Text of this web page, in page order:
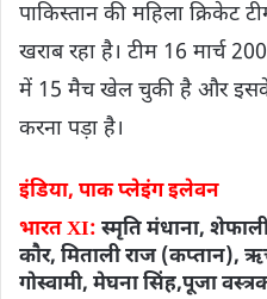
पाकिस्तान की महिला क्रिकेट
खराब रहा है। टीम 16 मार्च
में 15 मैच खेल चुकी है और इसके
करना पड़ा है।
इंडिया, पाक प्लेइंग इलेवन
भारत XI: स्मृति मंधाना, शेफाली
कौर, मिताली राज (कप्तान),
गोस्वामी, मेघना सिंह,पूजा